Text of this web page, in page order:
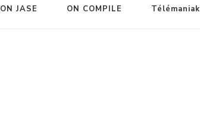
ON JASE ON COMPILE Télémaniak